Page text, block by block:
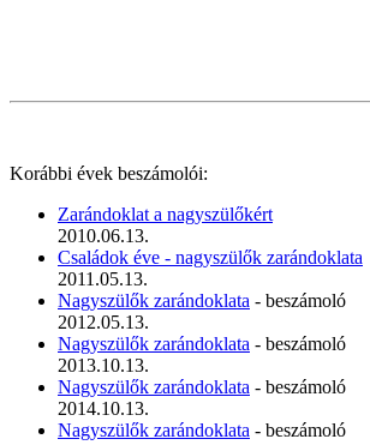
Korábbi évek beszámolói:
Zarándoklat a nagyszülőkért
2010.06.13.
Családok éve - nagyszülők zarándoklata
2011.05.13.
Nagyszülők zarándoklata - beszámoló
2012.05.13.
Nagyszülők zarándoklata - beszámoló
2013.10.13.
Nagyszülők zarándoklata - beszámoló
2014.10.13.
Nagyszülők zarándoklata - beszámoló